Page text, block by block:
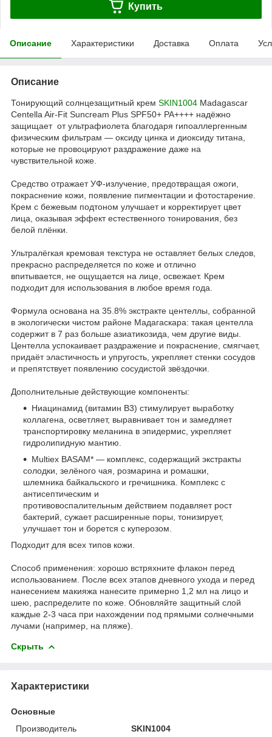
Купить
Описание Характеристики Доставка Оплата
Описание
Тонирующий солнцезащитный крем SKIN1004 Madagascar
Centella Air-Fit Suncream Plus SPF50+ PA++++ надёжно
защищает от ультрафиолета благодаря гипоаллергенным
физическим фильтрам — оксиду цинка и диоксиду титана,
которые не провоцируют раздражение даже на
чувствительной коже.
Средство отражает УФ-излучение, предотвращая ожоги,
покраснение кожи, появление пигментации и фотостарение.
Крем с бежевым подтоном улучшает и корректирует цвет
лица, оказывая эффект естественного тонирования, без
белой плёнки.
Ультралёгкая кремовая текстура не оставляет белых следов,
прекрасно распределяется по коже и отлично
впитывается, не ощущается на лице, освежает. Крем
подходит для использования в любое время года.
Формула основана на 35.8% экстракте центеллы, собранной
в экологически чистом районе Мадагаскара: такая центелла
содержит в 7 раз больше азиатикозида, чем другие виды.
Центелла успокаивает раздражение и покраснение, смягчает,
придаёт эластичность и упругость, укрепляет стенки сосудов
и препятствует появлению сосудистой звёздочки.
Дополнительные действующие компоненты:
Ниацинамид (витамин B3) стимулирует выработку
коллагена, осветляет, выравнивает тон и замедляет
транспортировку меланина в эпидермис, укрепляет
гидролипидную мантию.
Multiex BASAM* — комплекс, содержащий экстракты
солодки, зелёного чая, розмарина и ромашки,
шлемника байкальского и гречишника. Комплекс с
антисептическим и
противовоспалительным действием подавляет рост
бактерий, сужает расширенные поры, тонизирует,
улучшает тон и борется с куперозом.
Подходит для всех типов кожи.
Способ применения: хорошо встряхните флакон перед
использованием. После всех этапов дневного ухода и перед
нанесением макияжа нанесите примерно 1,2 мл на лицо и
шею, распределите по коже. Обновляйте защитный слой
каждые 2-3 часа при нахождении под прямыми солнечными
лучами (например, на пляже).
Скрыть
Характеристики
Основные
Производитель
SKIN1004